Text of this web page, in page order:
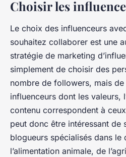
Choisir les
Le choix des influenceurs
souhaitez collaborer est une
stratégie de marketing
simplement de choisir des
nombre de followers, mais
influenceurs dont les valeurs,
contenu correspondent à
peut donc être intéressant de
blogueurs spécialisés dans le
l’alimentation animale, de